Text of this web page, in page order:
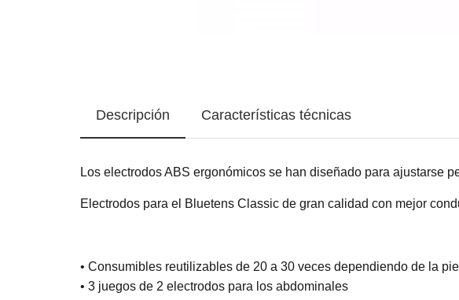
Descripción Características técnicas
Los electrodos ABS ergonómicos se han diseñado para ajustarse
Electrodos para el Bluetens Classic de gran calidad con mejor
• Consumibles reutilizables de 20 a 30 veces dependiendo de la
• 3 juegos de 2 electrodos para los abdominales